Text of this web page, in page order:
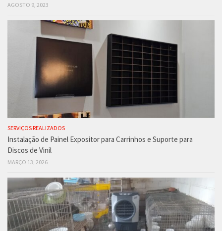
AGOSTO 9, 2023
SERVIÇOS REALIZADOS
Instalação de Painel Expositor para Carrinhos e Suporte para
Discos de Vinil
MARÇO 13, 2026